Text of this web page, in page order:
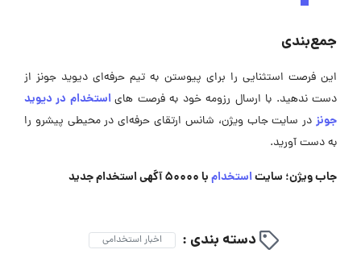
جمع‌بندی
این فرصت استثنایی را برای پیوستن به تیم حرفه‌ای دیوید جونز از
دست ندهید. با ارسال رزومه خود به فرصت هایاستخدام در دیوید
جونز در سایت جاب ویژن، شانس ارتقای حرفه‌ای در محیطی پیشرو را
به دست آورید.
جاب ویژن؛ سایتاستخدامبا 50000 آگهی استخدام جدید
دسته بندی : اخبار استخدامی